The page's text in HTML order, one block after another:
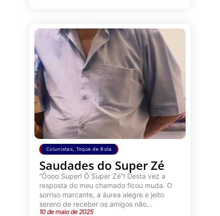
Colunistas, Toque de Bola
Saudades do Super Zé
“Ôooo Super! Ô Super Zé”! Desta vez a
resposta do meu chamado ficou muda. O
sorriso marcante, a áurea alegre e jeito
sereno de receber os amigos não...
10 de maio de 2025